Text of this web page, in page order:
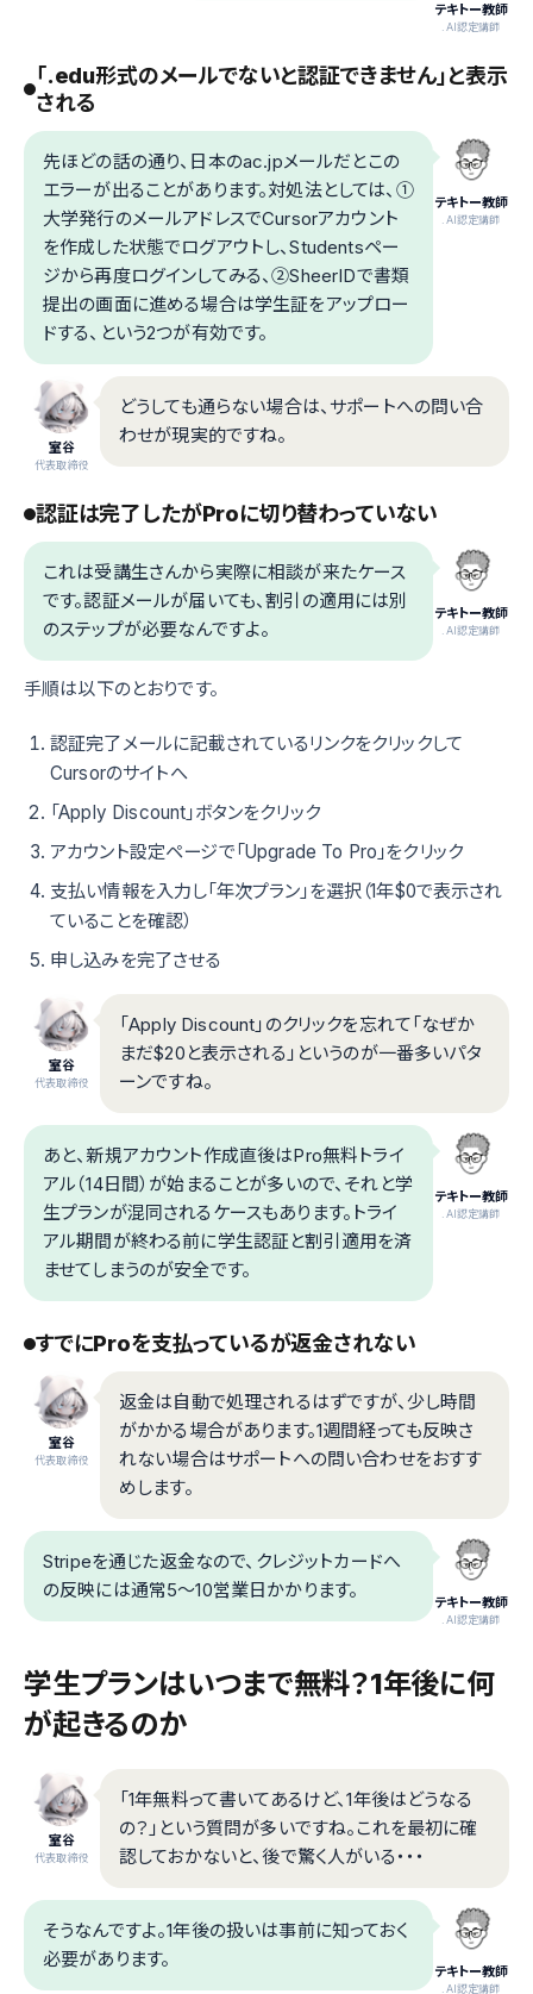
テキトー教師
.AI認定講師
「.edu形式のメールでないと認証できません」と表示
される
テキトー教師
.AI認定講師
先ほどの話の通り、日本のac.jpメールだとこの
エラーが出ることがあります。対処法としては、①
大学発行のメールアドレスでCursorアカウント
を作成した状態でログアウトし、Studentsペー
ジから再度ログインしてみる、②SheerIDで書類
提出の画面に進める場合は学生証をアップロー
ドする、という2つが有効です。
室谷
代表取締役
どうしても通らない場合は、サポートへの問い合
わせが現実的ですね。
認証は完了したがProに切り替わっていない
テキトー教師
.AI認定講師
これは受講生さんから実際に相談が来たケース
です。認証メールが届いても、割引の適用には別
のステップが必要なんですよ。
手順は以下のとおりです。
認証完了メールに記載されているリンクをクリックして
Cursorのサイトへ
「Apply Discount」ボタンをクリック
アカウント設定ページで「Upgrade To Pro」をクリック
支払い情報を入力し「年次プラン」を選択（1年$0で表示され
ていることを確認）
申し込みを完了させる
室谷
代表取締役
「Apply Discount」のクリックを忘れて「なぜか
まだ$20と表示される」というのが一番多いパタ
ーンですね。
テキトー教師
.AI認定講師
あと、新規アカウント作成直後はPro無料トライ
アル（14日間）が始まることが多いので、それと学
生プランが混同されるケースもあります。トライ
アル期間が終わる前に学生認証と割引適用を済
ませてしまうのが安全です。
すでにProを支払っているが返金されない
室谷
代表取締役
返金は自動で処理されるはずですが、少し時間
がかかる場合があります。1週間経っても反映さ
れない場合はサポートへの問い合わせをおすす
めします。
テキトー教師
.AI認定講師
Stripeを通じた返金なので、クレジットカードへ
の反映には通常5〜10営業日かかります。
学生プランはいつまで無料？1年後に何
が起きるのか
室谷
代表取締役
「1年無料って書いてあるけど、1年後はどうなる
の？」という質問が多いですね。これを最初に確
認しておかないと、後で驚く人がいる・・・
テキトー教師
.AI認定講師
そうなんですよ。1年後の扱いは事前に知っておく
必要があります。